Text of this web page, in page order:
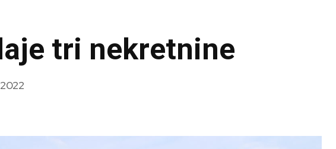
tri nekretnine